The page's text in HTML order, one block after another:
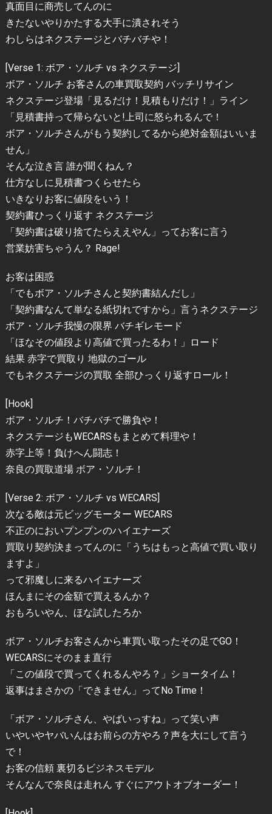
真面目に商売してんのに
きたないやりかたする大手に潰されそう
わしらはネクステージとバチバチや！
[Verse 1: ボア・ソルチ vs ネクステージ]
ボア・ソルチ お客さんの車買取契約 バッチリサイン
ネクステージ登場「見るだけ！見積もりだけ！」ライン
「見積書持って帰らないと!上司に怒られるんで！
ボア・ソルチさんがもう契約してるから絶対金額はいいま
せん」
そんな泣き言 誰が聞くねん？
仕方なしに見積書つくらせたら
いきなりお客に値段をいう！
契約書ひっくり返す ネクステージ
「契約書は破り捨てたらええやん」ってお客に言う
営業妨害ちゃうん？ Rage!
お客は困惑
「でもボア・ソルチさんと契約書結んだし」
「契約書なんて単なる紙切れですから」言うネクステージ
ボア・ソルチ我慢の限界 バチギレモード
「ほなその値段より高値で買ったるわ！」ロード
結果 赤字で買取り 地獄のゴール
でもネクステージの買取 全部ひっくり返すロール！
[Hook]
ボア・ソルチ！バチバチで勝負や！
ネクステージもWECARSもまとめて料理や！
赤字上等！負けへん闘志！
奈良の買取道場 ボア・ソルチ！
[Verse 2: ボア・ソルチ vs WECARS]
次なる敵は元ビッグモーター WECARS
不正のにおいプンプンのハイエナーズ
買取り契約決まってんのに「うちはもっと高値で買い取り
ますよ」
って邪魔しに来るハイエナーズ
ほんまにその金額で買えるんか？
おもろいやん、ほな試したろか
ボア・ソルチお客さんから車買い取ったその足でGO！
WECARSにそのまま直行
「この値段で買ってくれるんやろ？」ショータイム！
返事はまさかの「できません」ってNo Time！
「ボア・ソルチさん、やばいっすね」って笑い声
いやいやヤバいんはお前らの方やろ？声を大にして言う
で！
お客の信頼 裏切るビジネスモデル
そんなんで奈良は走れん すぐにアウトオブオーダー！